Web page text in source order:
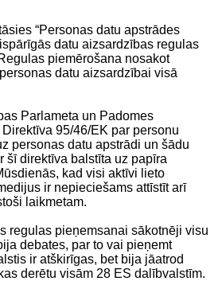
“Personas datu apstrādes
datu aizsardzības regulas
piemērošana nosakot
datu aizsardzībai visā
Parlameta un Padomes
95/46/EK par personu
personas datu apstrādi un šādu
šī direktīva balstīta uz papīra
kad visi aktīvi lieto
ir nepieciešams attīstīt arī
laikmetam.
regulas pieņemsanai sākotnēji visu
debates, par to vai pieņemt
ir atškirīgas, bet bija jāatrod
derētu visām 28 ES dalībvalstīm.